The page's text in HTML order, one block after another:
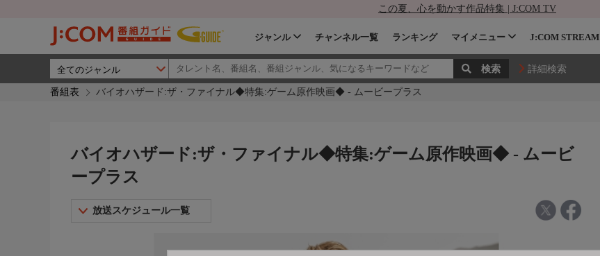
この夏、心を動かす作品特集 | J:COM TV
ジャンル チャンネル一覧 ランキング マイメニュー J:COM STREAM
詳細検索
番組表 バイオハザード:ザ・ファイナル◆特集:ゲーム原作映画◆ - ムービープラス
バイオハザード:ザ・ファイナル◆特集:ゲーム原作映画◆ - ムービ
ープラス
放送スケジュール一覧